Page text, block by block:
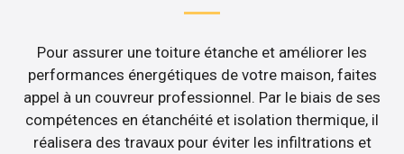
Pour assurer une toiture étanche et améliorer les
performances énergétiques de votre maison, faites
appel à un couvreur professionnel. Par le biais de ses
compétences en étanchéité et isolation thermique, il
réalisera des travaux pour éviter les infiltrations et